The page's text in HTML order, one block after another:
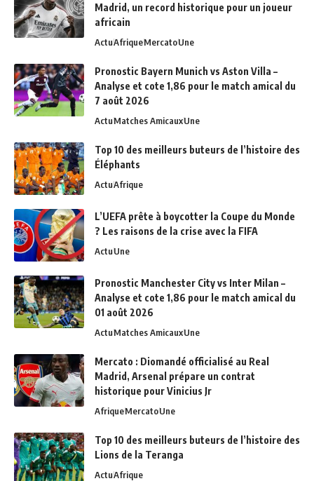
Madrid, un record historique pour un joueur
africain
ActuAfriqueMercatoUne
Pronostic Bayern Munich vs Aston Villa –
Analyse et cote 1,86 pour le match amical du
7 août 2026
ActuMatches AmicauxUne
Top 10 des meilleurs buteurs de l’histoire des
Éléphants
ActuAfrique
L’UEFA prête à boycotter la Coupe du Monde
? Les raisons de la crise avec la FIFA
ActuUne
Pronostic Manchester City vs Inter Milan –
Analyse et cote 1,86 pour le match amical du
01 août 2026
ActuMatches AmicauxUne
Mercato : Diomandé officialisé au Real
Madrid, Arsenal prépare un contrat
historique pour Vinicius Jr
AfriqueMercatoUne
Top 10 des meilleurs buteurs de l’histoire des
Lions de la Teranga
ActuAfrique